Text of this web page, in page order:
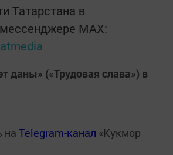
Татарстана в
MАХ:
даны» («Трудовая слава») в
на Telegram-канал «Кукмор